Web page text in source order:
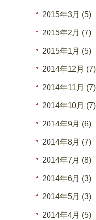
2015年3月 (5)
2015年2月 (7)
2015年1月 (5)
2014年12月 (7)
2014年11月 (7)
2014年10月 (7)
2014年9月 (6)
2014年8月 (7)
2014年7月 (8)
2014年6月 (3)
2014年5月 (3)
2014年4月 (5)